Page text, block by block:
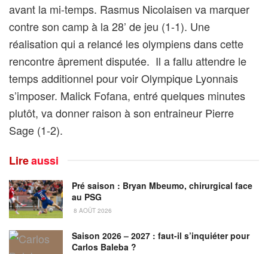
avant la mi-temps. Rasmus Nicolaisen va marquer
contre son camp à la 28’ de jeu (1-1). Une
réalisation qui a relancé les olympiens dans cette
rencontre âprement disputée. Il a fallu attendre le
temps additionnel pour voir Olympique Lyonnais
s’imposer. Malick Fofana, entré quelques minutes
plutôt, va donner raison à son entraineur Pierre
Sage (1-2).
Lireaussi
Pré saison : Bryan Mbeumo, chirurgical face
au PSG
8 AOÛT 2026
Saison 2026 – 2027 : faut-il s’inquiéter pour
Carlos Baleba ?